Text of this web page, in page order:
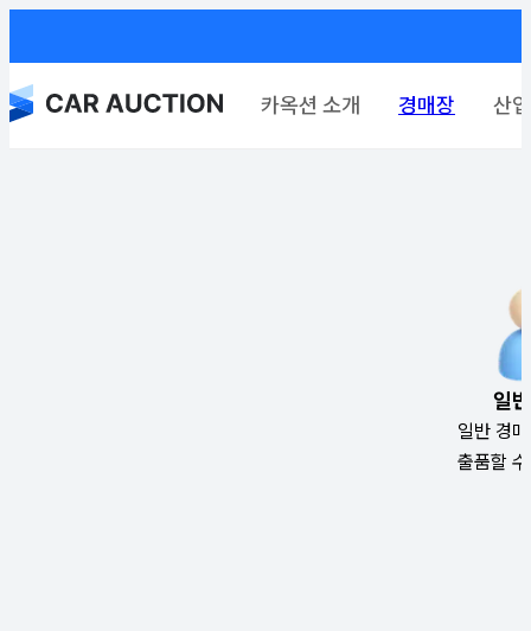
카옥션 소개 경매장 산
일
일반 경
출품할